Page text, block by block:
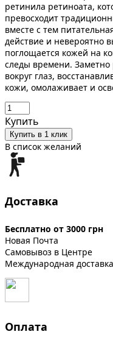
ретинила ретиноата,
превосходит
вместе с тем
действие и невероятно
поглощается кожей на
следы времени.
вокруг глаз,
кожи, омолаживает и
Купить
Купить в 1 клик
В список желаний
Доставка
Бесплатно от 3000 грн
Новая Почта
Самовывоз в Центре
Международная доставка
Оплата